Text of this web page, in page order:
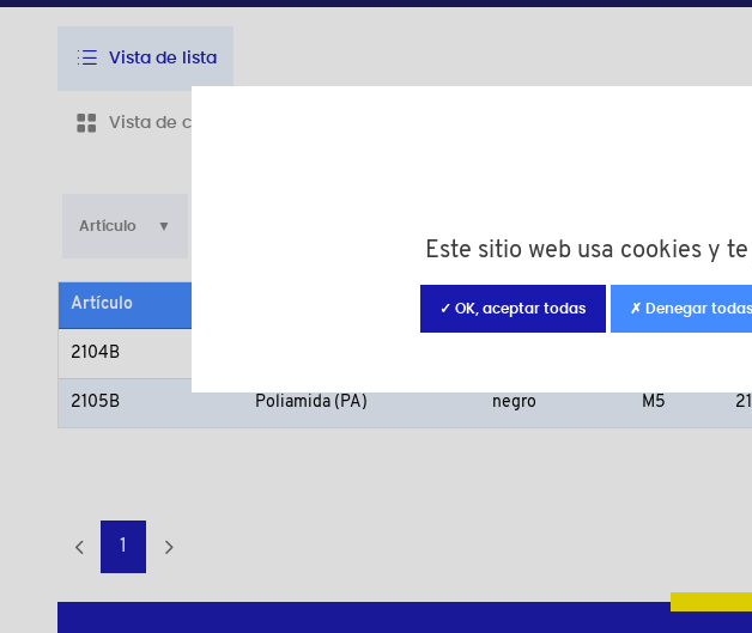
Vista de lista
Vista de cuadrícula
Artículo
Artículo Color d D
2104B
2105B Poliamida (PA) negro M5
1
Este sitio web usa cookies y
✓ OK, aceptar todas ✗ Denegar